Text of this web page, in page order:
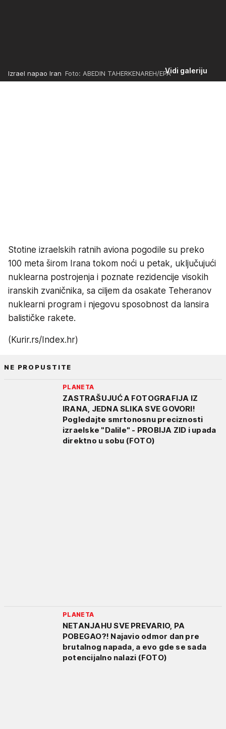
Vidi galeriju
Izrael napao Iran Foto: ABEDIN TAHERKENAREH/EPA
Stotine izraelskih ratnih aviona pogodile su preko
100 meta širom Irana tokom noći u petak, uključujući
nuklearna postrojenja i poznate rezidencije visokih
iranskih zvaničnika, sa ciljem da osakate Teheranov
nuklearni program i njegovu sposobnost da lansira
balističke rakete.
(Kurir.rs/Index.hr)
NE PROPUSTITE
PLANETA
ZASTRAŠUJUĆA FOTOGRAFIJA IZ
IRANA, JEDNA SLIKA SVE GOVORI!
Pogledajte smrtonosnu preciznosti
izraelske "Dalile" - PROBIJA ZID i upada
direktno u sobu (FOTO)
PLANETA
NETANJAHU SVE PREVARIO, PA
POBEGAO?! Najavio odmor dan pre
brutalnog napada, a evo gde se sada
potencijalno nalazi (FOTO)